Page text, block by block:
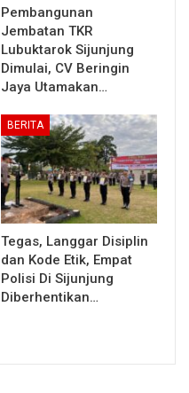
Pembangunan
Jembatan TKR
Lubuktarok Sijunjung
Dimulai, CV Beringin
Jaya Utamakan…
BERITA
Tegas, Langgar Disiplin
dan Kode Etik, Empat
Polisi Di Sijunjung
Diberhentikan…